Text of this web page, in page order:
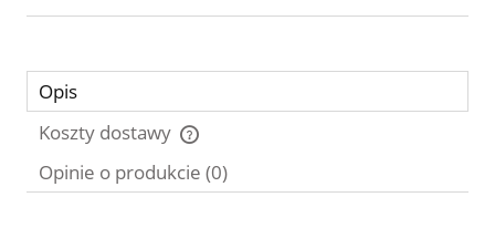
Opis
Koszty dostawy
Cena nie zawiera ewentualnych kosztów płatności
Opinie o produkcie (0)